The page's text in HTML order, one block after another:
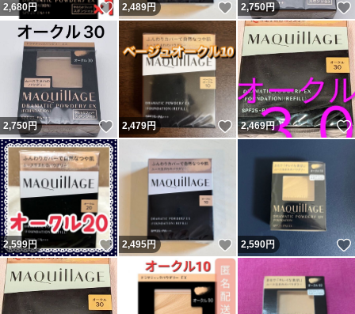
2,680円 いいね！
2,489円 いいね！
2,750円
2,750円 いいね！
2,479円 いいね！
2,469円
2,599円 いいね！
2,495円 いいね！
2,590円